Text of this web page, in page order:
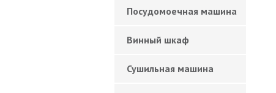
Посудомоечная машина
Винный шкаф
Сушильная машина